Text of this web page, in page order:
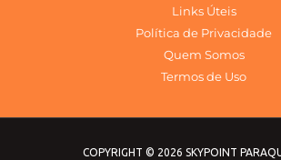
Links Úteis
Política de Privacidade
Quem Somos
Termos de Uso
COPYRIGHT © 2026 SKYPOINT